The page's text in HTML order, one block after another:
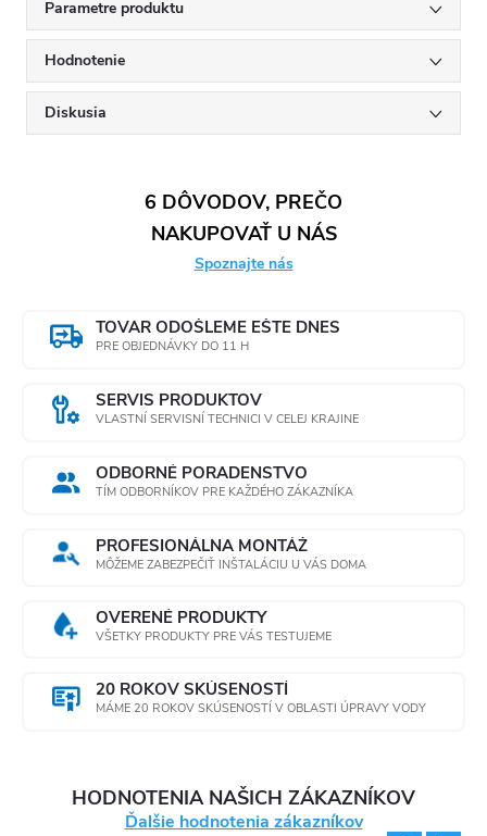
Parametre produktu
Hodnotenie
Diskusia
6 DÔVODOV, PREČO
NAKUPOVAŤ U NÁS
Spoznajte nás
TOVAR ODOŠLEME EŠTE DNES
PRE OBJEDNÁVKY DO 11 H
SERVIS PRODUKTOV
VLASTNÍ SERVISNÍ TECHNICI V CELEJ KRAJINE
ODBORNÉ PORADENSTVO
TÍM ODBORNÍKOV PRE KAŽDÉHO ZÁKAZNÍKA
PROFESIONÁLNA MONTÁŽ
MÔŽEME ZABEZPEČIŤ INŠTALÁCIU U VÁS DOMA
OVERENÉ PRODUKTY
VŠETKY PRODUKTY PRE VÁS TESTUJEME
20 ROKOV SKÚSENOSTÍ
MÁME 20 ROKOV SKÚSENOSTÍ V OBLASTI ÚPRAVY VODY
HODNOTENIA NAŠICH ZÁKAZNÍKOV
Ďalšie hodnotenia zákazníkov